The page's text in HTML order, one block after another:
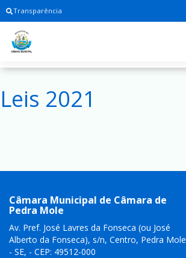
Transparência
Leis 2021
Câmara Municipal de Câmara de
Pedra Mole
Av. Pref. José Lavres da Fonseca (ou José
Alberto da Fonseca), s/n, Centro, Pedra Mole
- SE, - CEP: 49512-000